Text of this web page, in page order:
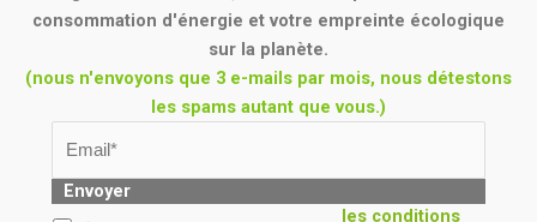
consommation d'énergie et votre empreinte écologique
sur la planète.
(nous n'envoyons que 3 e-mails par mois, nous détestons
les spams autant que vous.)
Envoyer
les conditions